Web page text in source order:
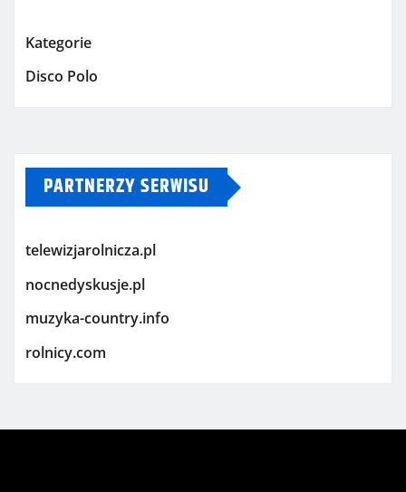
Kategorie
Disco Polo
PARTNERZY SERWISU
telewizjarolnicza.pl
nocnedyskusje.pl
muzyka-country.info
rolnicy.com